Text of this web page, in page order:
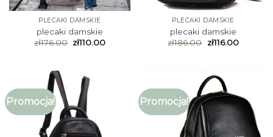
PLECAKI DAMSKIE
plecaki damskie
zł176.00 zł110.00
PLECAKI DAMSKIE
plecaki damskie
zł186.00 zł116.00
Promocja! Promocja!